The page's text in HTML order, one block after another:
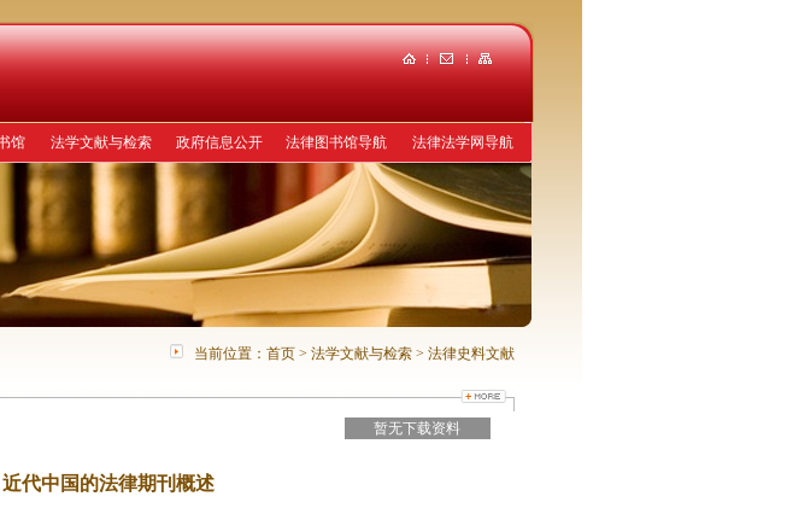
馆 法学文献与检索 政府信息公开 法律图书馆导航 法律法学网导航
当前位置： 首页 > 法学文献与检索 > 法律史料文献
暂无下载资料
近代中国的法律期刊概述